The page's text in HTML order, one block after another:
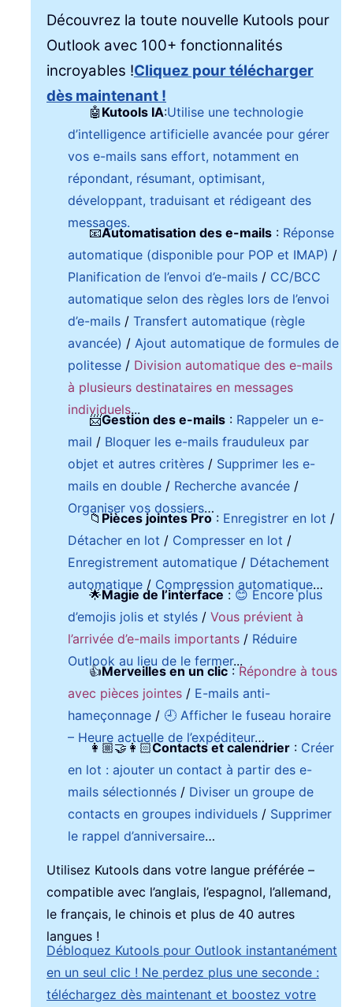
Découvrez la toute nouvelle Kutools pour
Outlook avec 100+ fonctionnalités
incroyables !Cliquez pour télécharger
dès maintenant !
🤖 Kutools IA:Utilise une technologie
d’intelligence artificielle avancée pour gérer
vos e-mails sans effort, notamment en
répondant, résumant, optimisant,
développant, traduisant et rédigeant des
messages.
📧Automatisation des e-mails : Réponse
automatique (disponible pour POP et IMAP) /
Planification de l’envoi d’e-mails / CC/BCC
automatique selon des règles lors de l’envoi
d’e-mails /Transfert automatique (règle
avancée) / Ajout automatique de formules de
politesse / Division automatique des e-mails
à plusieurs destinataires en messages
individuels...
📨Gestion des e-mails : Rappeler un e-
mail / Bloquer les e-mails frauduleux par
objet et autres critères / Supprimer les e-
mails en double / Recherche avancée /
Organiser vos dossiers…
📁Pièces jointes Pro: Enregistrer en lot /
Détacher en lot / Compresser en lot /
Enregistrement automatique / Détachement
automatique / Compression automatique…
🌟Magie de l’interface:😊 Encore plus
d’emojis jolis et stylés /Vous prévient à
l’arrivée d’e-mails importants / Réduire
Outlook au lieu de le fermer...
👍Merveilles en un clic:Répondre à tous
avec pièces jointes / E-mails anti-
hameçonnage / 🕘 Afficher le fuseau horaire
– Heure actuelle de l’expéditeur…
👩🏼‍🤝‍👩🏻Contacts et calendrier : Créer
en lot : ajouter un contact à partir des e-
mails sélectionnés / Diviser un groupe de
contacts en groupes individuels / Supprimer
le rappel d’anniversaire…
Utilisez Kutools dans votre langue préférée –
compatible avec l’anglais, l’espagnol, l’allemand,
le français, le chinois et plus de 40 autres
langues !
Débloquez Kutools pour Outlook instantanément
en un seul clic ! Ne perdez plus une seconde :
téléchargez dès maintenant et boostez votre